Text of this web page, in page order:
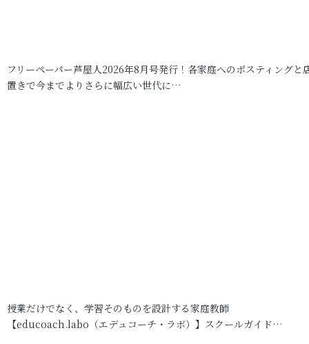
フリーペーパー芦屋人2026年8月号発行！各家庭へのポスティングと
置きで今までよりさらに幅広い世代に…
授業だけでなく、学習そのものを設計する家庭教師
【educoach.labo（エデュコーチ・ラボ）】スクールガイド…